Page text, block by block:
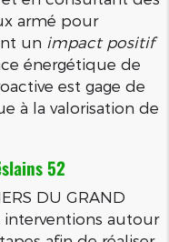
armé pour
un impact positif
énergétique de
est gage de
à la valorisation de
52
DU GRAND
interventions autour